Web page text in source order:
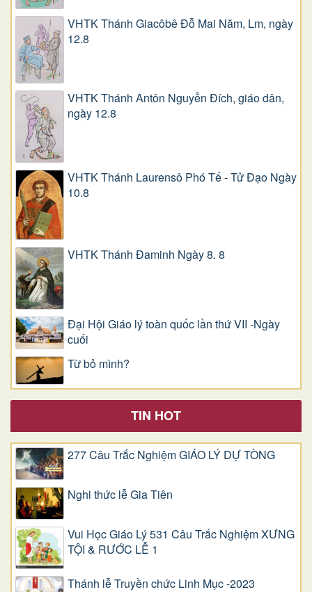
VHTK Thánh Giacôbê Ðỗ Mai Năm, Lm, ngày
12.8
VHTK Thánh Antôn Nguyễn Ðích, giáo dân,
ngày 12.8
VHTK Thánh Laurensô Phó Tế - Tử Đạo Ngày
10.8
VHTK Thánh Đaminh Ngày 8. 8
Đại Hội Giáo lý toàn quốc lần thứ VII -Ngày
cuối
Từ bỏ mình?
TIN HOT
277 Câu Trắc Nghiệm GIÁO LÝ DỰ TÒNG
Nghi thức lễ Gia Tiên
Vui Học Giáo Lý 531 Câu Trắc Nghiệm XƯNG
TỘI & RƯỚC LỄ 1
Thánh lễ Truyền chức Linh Mục -2023